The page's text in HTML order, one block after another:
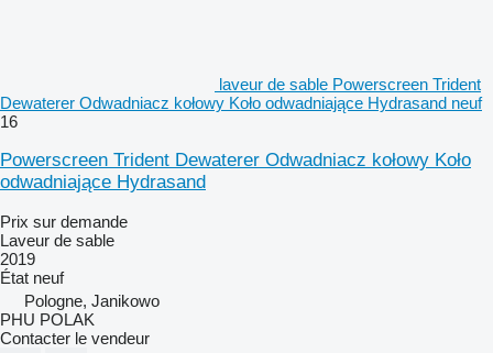
laveur de sable Powerscreen Trident
Dewaterer Odwadniacz kołowy Koło odwadniające Hydrasand neuf
16
Powerscreen Trident Dewaterer Odwadniacz kołowy Koło
odwadniające Hydrasand
Prix sur demande
Laveur de sable
2019
État neuf
Pologne, Janikowo
PHU POLAK
Contacter le vendeur